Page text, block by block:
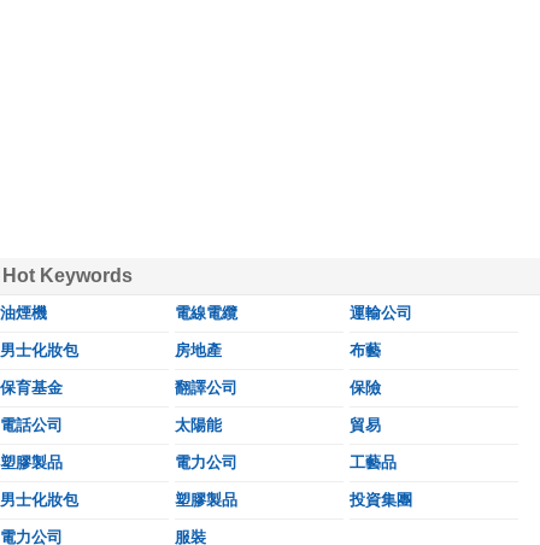
Hot Keywords
油煙機 電線電纜 運輸公司
男士化妝包 房地產 布藝
保育基金 翻譯公司 保險
電話公司 太陽能 貿易
塑膠製品 電力公司 工藝品
男士化妝包 塑膠製品 投資集團
電力公司 服裝